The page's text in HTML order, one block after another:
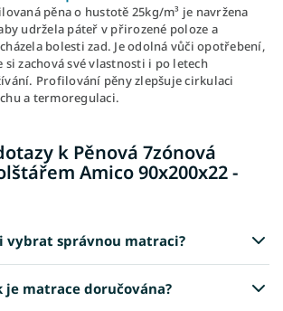
pěna o hustotě 25kg/m³ je navržena
udržela páteř v přirozené poloze a
bolesti zad. Je odolná vůči opotřebení,
si zachová své vlastnosti i po letech
Profilování pěny zlepšuje cirkulaci
a termoregulaci.
k Pěnová 7zónová
Amico 90x200x22 -
vybrat správnou matraci?
je matrace doručována?